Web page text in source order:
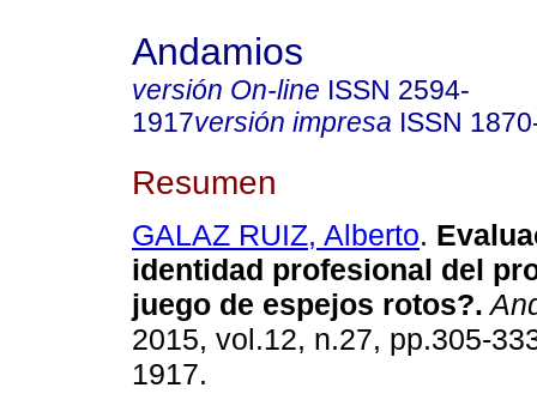
Andamios
versión On-line ISSN 2594-
1917versión impresa ISSN
Resumen
GALAZ RUIZ, Alberto.
identidad profesional del
juego de espejos rotos?.
2015, vol.12, n.27, pp.305-
1917.